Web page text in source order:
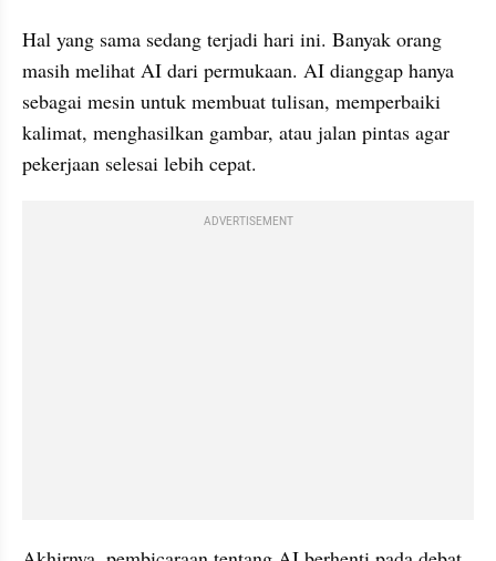
Hal yang sama sedang terjadi hari ini. Banyak orang
masih melihat AI dari permukaan. AI dianggap hanya
sebagai mesin untuk membuat tulisan, memperbaiki
kalimat, menghasilkan gambar, atau jalan pintas agar
pekerjaan selesai lebih cepat.
ADVERTISEMENT